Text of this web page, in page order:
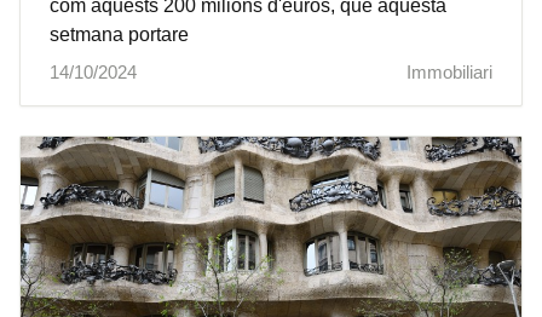
com aquests 200 milions d'euros, que aquesta
setmana portare
14/10/2024
Immobiliari